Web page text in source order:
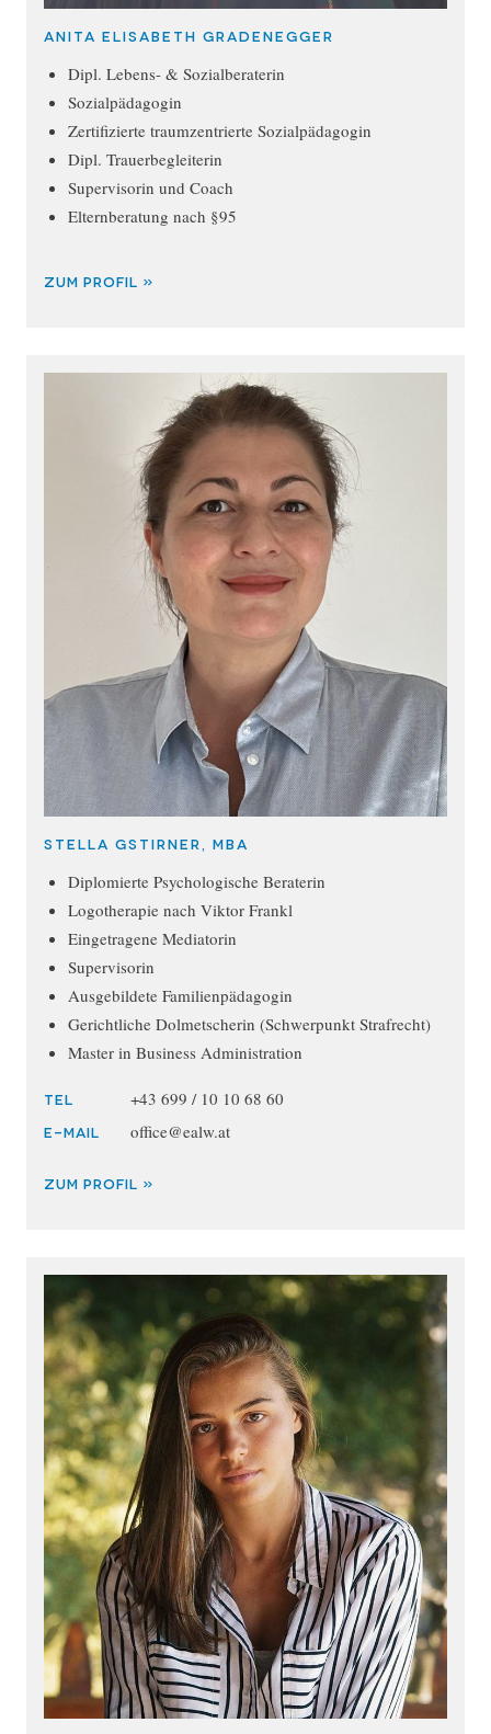
Anita Elisabeth Gradenegger
Dipl. Lebens- & Sozialberaterin
Sozialpädagogin
Zertifizierte traumzentrierte Sozialpädagogin
Dipl. Trauerbegleiterin
Supervisorin und Coach
Elternberatung nach §95
ZUM PROFIL »
Stella Gstirner, MBA
Diplomierte Psychologische Beraterin
Logotherapie nach Viktor Frankl
Eingetragene Mediatorin
Supervisorin
Ausgebildete Familienpädagogin
Gerichtliche Dolmetscherin (Schwerpunkt Strafrecht)
Master in Business Administration
TEL +43 699 / 10 10 68 60
E-MAIL office@ealw.at
ZUM PROFIL »